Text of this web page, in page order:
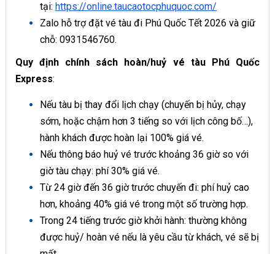
tại: https://online.taucaotocphuquoc.com/
Zalo hỗ trợ đặt vé tàu đi Phú Quốc Tết 2026 và giữ
chỗ: 0931546760.
Quy định chính sách hoàn/huỷ vé tàu Phú Quốc
Express:
Nếu tàu bị thay đổi lịch chạy (chuyến bị hủy, chạy
sớm, hoặc chậm hơn 3 tiếng so với lịch công bố…),
hành khách được hoàn lại 100% giá vé.
Nếu thông báo huỷ vé trước khoảng 36 giờ so với
giờ tàu chạy: phí 30% giá vé.
Từ 24 giờ đến 36 giờ trước chuyến đi: phí huỷ cao
hơn, khoảng 40% giá vé trong một số trường hợp.
Trong 24 tiếng trước giờ khởi hành: thường không
được huỷ/ hoàn vé nếu là yêu cầu từ khách, vé sẽ bị